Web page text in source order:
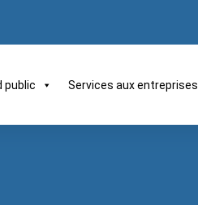
public Services aux entreprises